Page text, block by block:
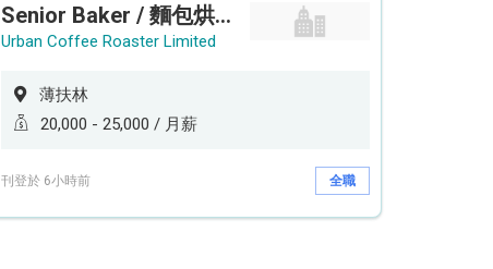
Senior Baker / 麵包烘焙師 (工作地點: 薄扶林鄰近港鐵香港大學站 HKU Station）
Urban Coffee Roaster Limited
薄扶林
20,000 - 25,000 / 月薪
刊登於 6小時前 全職